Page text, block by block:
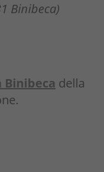
Binibeca)
Binibeca della